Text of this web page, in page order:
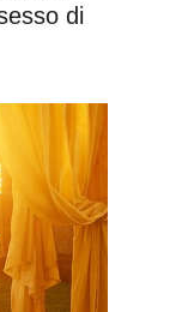
di